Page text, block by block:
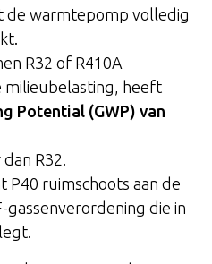
de warmtepomp volledig
R32 of R410A
milieubelasting, heeft
Potential (GWP) van
R32.
P40 ruimschoots aan de
gassenverordening die in